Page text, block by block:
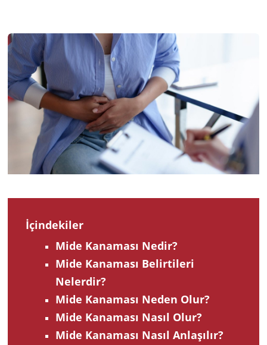
2024
İçindekiler
Mide Kanaması Nedir?
Mide Kanaması Belirtileri
Nelerdir?
Mide Kanaması Neden Olur?
Mide Kanaması Nasıl Olur?
Mide Kanaması Nasıl Anlaşılır?